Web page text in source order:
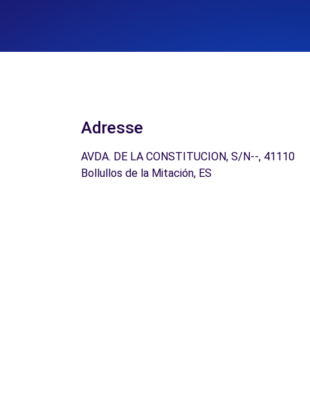
Adresse
AVDA. DE LA CONSTITUCION, S/N--, 41110
Bollullos de la Mitación, ES